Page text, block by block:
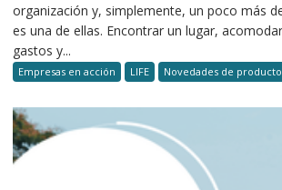
organización y, simplemente, un poco más
es una de ellas. Encontrar un lugar,
gastos y...
Empresas en acción LIFE Novedades de